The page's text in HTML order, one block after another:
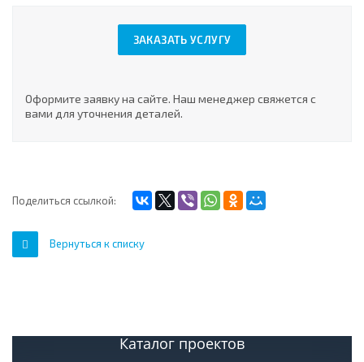
ЗАКАЗАТЬ УСЛУГУ
Оформите заявку на сайте. Наш менеджер свяжется с
вами для уточнения деталей.
Поделиться ссылкой:
Вернуться к списку
Каталог проектов